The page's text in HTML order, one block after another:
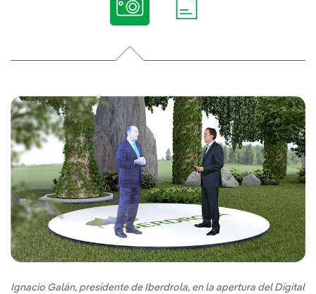
Ignacio Galán, presidente de Iberdrola, en la apertura del Digital